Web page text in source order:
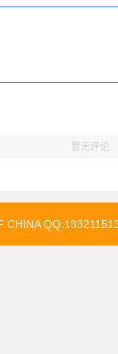
暂无评论